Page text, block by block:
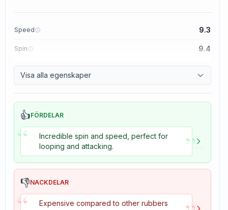
Speed 9.3
Spin 9.4
Control 8.3
Tackiness 2.3
Visa alla egenskaper
👍FÖRDELAR
“
Incredible spin and speed, perfect for
looping and attacking.
”
👎NACKDELAR
Expensive compared to other rubbers